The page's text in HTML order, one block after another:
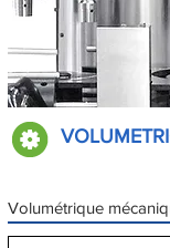
Volumétrique